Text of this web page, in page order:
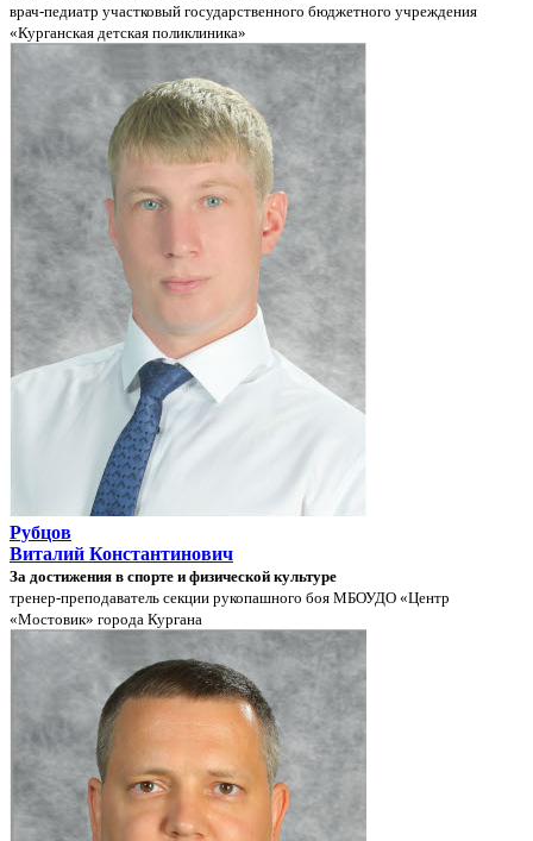
врач-педиатр участковый государственного бюджетного учреждения
«Курганская детская поликлиника»
Рубцов
Виталий Константинович
За достижения в спорте и физической культуре
тренер-преподаватель секции рукопашного боя МБОУДО «Центр
«Мостовик» города Кургана